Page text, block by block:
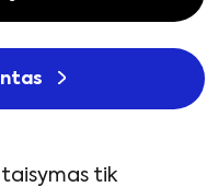
tik